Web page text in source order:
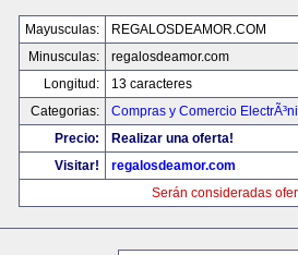
Mayusculas:
REGALOSDEAMOR.COM
Minusculas:
regalosdeamor.com
Longitud:
13 caracteres
Categorias:
Compras y Comercio
Precio:
Realizar una oferta!
Visitar!
regalosdeamor.com
Serán consideradas